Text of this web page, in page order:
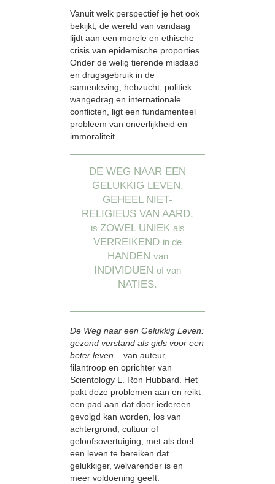
Vanuit welk perspectief je het ook
bekijkt, de wereld van vandaag
lijdt aan een morele en ethische
crisis van epidemische proporties.
Onder de welig tierende misdaad
en drugsgebruik in de
samenleving, hebzucht, politiek
wangedrag en internationale
conflicten, ligt een fundamenteel
probleem van oneerlijkheid en
immoraliteit.
DE WEG NAAR EEN
GELUKKIG LEVEN,
GEHEEL NIET-
RELIGIEUS VAN AARD,
is ZOWEL UNIEK als
VERREIKEND in de
HANDEN van
INDIVIDUEN of van
NATIES.
De Weg naar een Gelukkig Leven:
gezond verstand als gids voor een
beter leven – van auteur,
filantroop en oprichter van
Scientology L. Ron Hubbard. Het
pakt deze problemen aan en reikt
een pad aan dat door iedereen
gevolgd kan worden, los van
achtergrond, cultuur of
geloofsovertuiging, met als doel
een leven te bereiken dat
gelukkiger, welvarender is en
meer voldoening geeft.